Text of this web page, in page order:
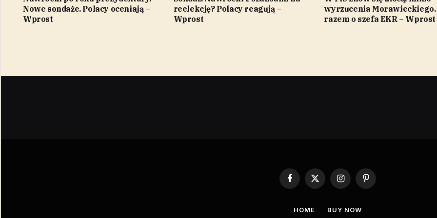
Nowe sondaże. Polacy oceniają –
Wprost
reelekcję? Polacy reagują –
Wprost
wyrzucenia Morawieckiego.
razem o szefa EKR – Wprost
Facebook
X
(Twitter)
InstagramPinterest
HOME BUY NOW